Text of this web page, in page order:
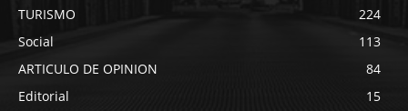
TURISMO
224
Social
113
ARTICULO DE OPINION
84
Editorial
15